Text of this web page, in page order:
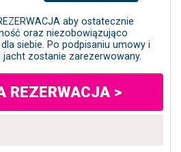
aby ostatecznie
oraz niezobowiązująco
siebie. Po podpisaniu umowy i
jacht zostanie zarezerwowany.
REZERWACJA >